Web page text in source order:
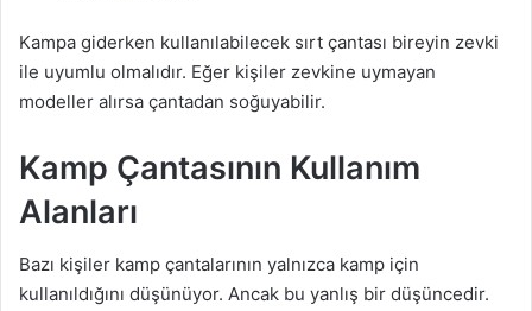
Kampa giderken kullanılabilecek sırt çantası bireyin zevki
ile uyumlu olmalıdır. Eğer kişiler zevkine uymayan
modeller alırsa çantadan soğuyabilir.
Kamp Çantasının Kullanım
Alanları
Bazı kişiler kamp çantalarının yalnızca kamp için
kullanıldığını düşünüyor. Ancak bu yanlış bir düşüncedir.